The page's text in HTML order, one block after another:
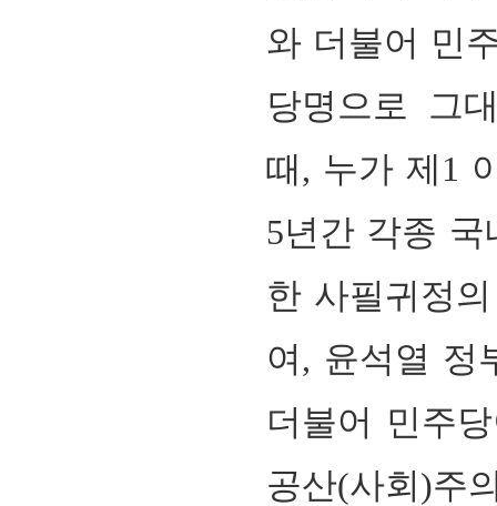
와 더불어 민
당명으로 그
때, 누가 제 1
5년간 각종 국
한 사필귀정
여, 윤석열 정
더불어 민주
공산(사회 )주